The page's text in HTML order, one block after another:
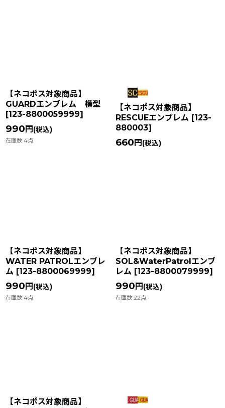
【ネコポス対象商品】
GUARDエンブレム 横型
[123-8800059999]
990 円 (税込)
在庫数 4点
【ネコポス対象商品】
RESCUEエンブレム [123-
880003]
660 円 (税込)
【ネコポス対象商品】
WATER PATROLエンブレ
ム [123-8800069999]
990 円 (税込)
在庫数 4点
【ネコポス対象商品】
SOL&WaterPatrolエンブ
レム [123-8800079999]
990 円 (税込)
在庫数 22点
【ネコポス対象商品】